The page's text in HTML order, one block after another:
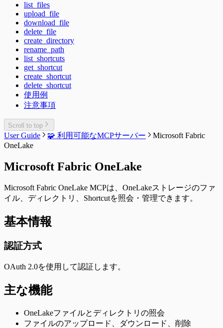
list_files
upload_file
download_file
delete_file
create_directory
rename_path
list_shortcuts
get_shortcut
create_shortcut
delete_shortcut
使用例
注意事項
Scroll to top
User Guide 🧩 利用可能なMCPサーバー
Microsoft Fabric
OneLake
Microsoft Fabric OneLake
Microsoft Fabric OneLake MCPは、OneLakeストレージのファ
イル、ディレクトリ、Shortcutを照会・管理できます。
基本情報
認証方式
OAuth 2.0を使用して認証します。
主な機能
OneLakeファイルとディレクトリの照会
ファイルのアップロード、ダウンロード、削除